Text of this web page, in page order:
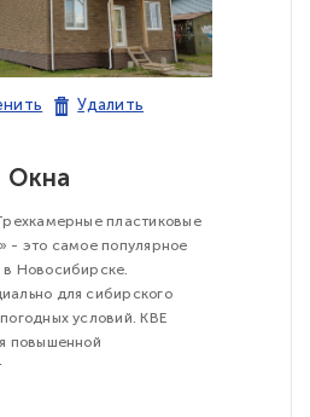
Удалить
Окна
пластиковые
- это самое популярное
в Новосибирске.
для сибирского
условий. KBE
повышенной